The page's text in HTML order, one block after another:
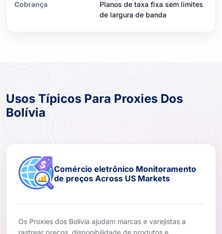
Cobrança
Planos de taxa fixa sem limites
de largura de banda
Usos Típicos Para Proxies Dos
Bolívia
Comércio eletrônico Monitoramento
de preços Across US Markets
Os Proxies dos Bolívia ajudam marcas e varejistas a
rastrear preços, disponibilidade de produtos e